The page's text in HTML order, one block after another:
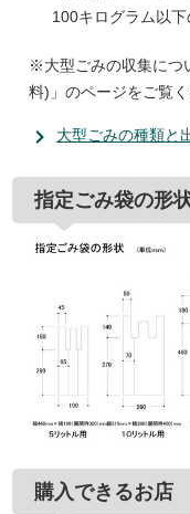
100キログラム以下
※大型ごみの収集につ
料)」のページをご覧く
大型ごみの種類と
指定ごみ袋の形
購入できるお店